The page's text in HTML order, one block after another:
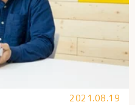
2021.08.19